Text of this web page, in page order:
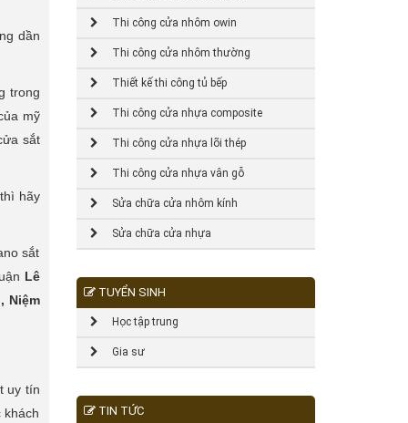
dần
trong
mỹ
sắt
hãy
sắt
Lê
Niệm
uy tín
Thi công cửa nhôm owin
Thi công cửa nhôm thường
Thiết kế thi công tủ bếp
Thi công cửa nhựa composite
Thi công cửa nhựa lõi thép
Thi công cửa nhựa vân gỗ
Sửa chữa cửa nhôm kính
Sửa chữa cửa nhựa
TUYỂN SINH
Học tập trung
Gia sư
TIN TỨC